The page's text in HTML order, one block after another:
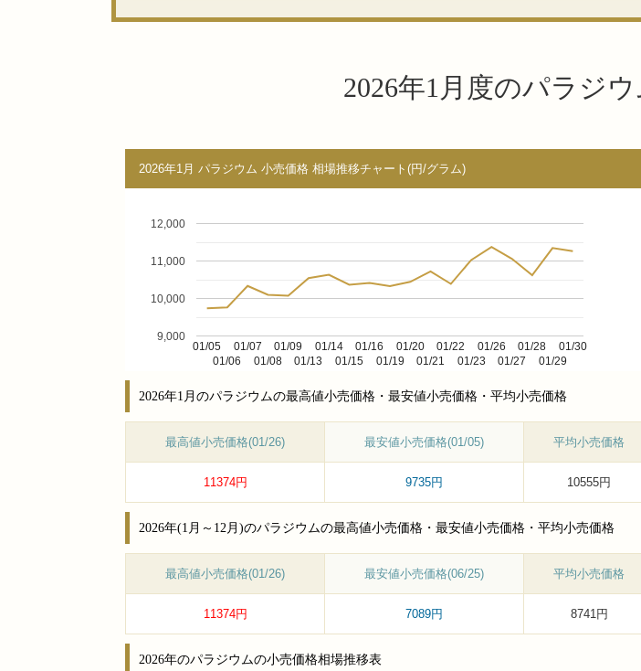
2026年1月度のパラジ
2026年1月 パラジウム 小売価格 相場推移チャート(円/グラム)
01/05
01/06
01/07
01/08
01/09
01/13
01/14
01/15
01/16
01/19
01/20
01/21
01/22
01/23
01/26
01/27
01/28
01/29
01/30
9,000
10,000
11,000
12,000
2026年1月のパラジウムの最高値小売価格・最安値小売価格・平均小売価格
最高値小売価格(01/26) 最安値小売価格(01/05) 平均小売価格
11374円 9735円 10555円
2026年(1月～12月)のパラジウムの最高値小売価格・最安値小売価格・平均小売価格
最高値小売価格(01/26) 最安値小売価格(06/25) 平均小売価格
11374円 7089円 8741円
2026年のパラジウムの小売価格相場推移表